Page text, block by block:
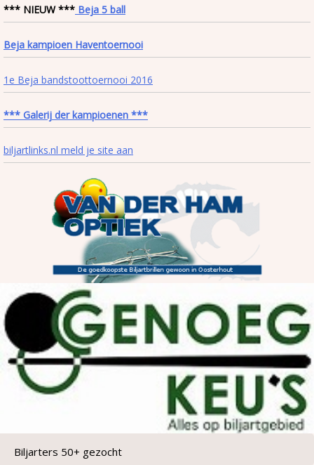
*** NIEUW *** Beja 5 ball
Beja kampioen Haventoernooi
1e Beja bandstoottoernooi 2016
*** Galerij der kampioenen ***
biljartlinks.nl meld je site aan
Biljarters 50+ gezocht